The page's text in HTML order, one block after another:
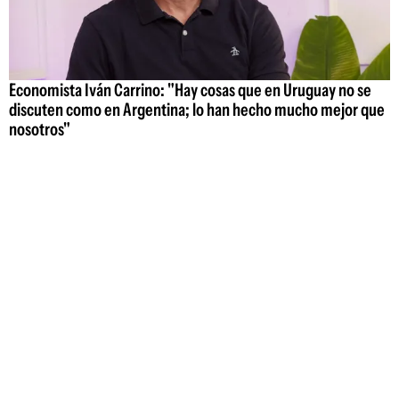
Economista Iván Carrino: "Hay cosas que en Uruguay no se
discuten como en Argentina; lo han hecho mucho mejor que
nosotros"